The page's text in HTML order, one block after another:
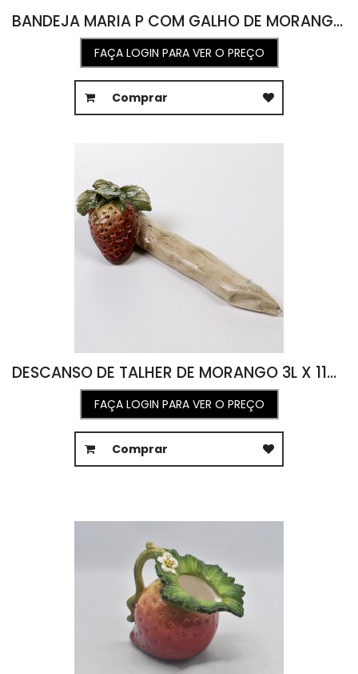
BANDEJA MARIA P COM GALHO DE MORANGO E PÁSSARO 22L X 29C
FAÇA LOGIN PARA VER O PREÇO
Comprar
DESCANSO DE TALHER DE MORANGO 3L X 11C X 3A
FAÇA LOGIN PARA VER O PREÇO
Comprar